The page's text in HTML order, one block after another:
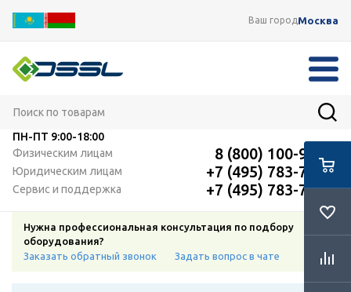
Ваш городМосква
ПН-ПТ 9:00-18:00
Физическим лицам
8 (800) 100-91-12
Юридическим лицам +7 (495) 783-72-87
Сервис и поддержка +7 (495) 783-72-87
Нужна профессиональная консультация по подбору
оборудования?
Заказать обратный звонок
Задать вопрос в чате